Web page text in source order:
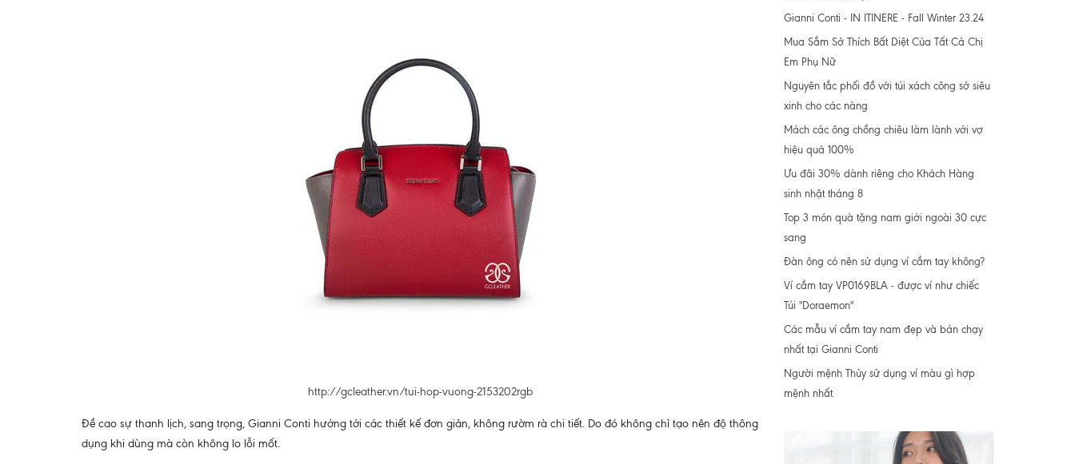
http://gcleather.vn/tui-hop-vuong-2153202rgb
Đề cao sự thanh lịch, sang trọng, Gianni Conti hướng tới các thiết kế đơn giản, không rườm rà chi tiết. Do đó không chỉ tạo nên độ thông
dụng khi dùng mà còn không lo lỗi mốt.
Gianni Conti - IN ITINERE - Fall Winter 23.24
Mua Sắm Sở Thích Bất Diệt Của Tất Cả Chị
Em Phụ Nữ
Nguyên tắc phối đồ với túi xách công sở siêu
xinh cho các nàng
Mách các ông chồng chiêu làm lành với vợ
hiệu quả 100%
Ưu đãi 30% dành riêng cho Khách Hàng
sinh nhật tháng 8
Top 3 món quà tặng nam giới ngoài 30 cực
sang
Đàn ông có nên sử dụng ví cầm tay không?
Ví cầm tay VP0169BLA - được ví như chiếc
Túi "Doraemon"
Các mẫu ví cầm tay nam đẹp và bán chạy
nhất tại Gianni Conti
Người mệnh Thủy sử dụng ví màu gì hợp
mệnh nhất